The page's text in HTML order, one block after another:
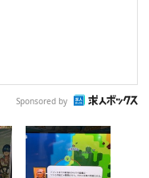
Sponsored by